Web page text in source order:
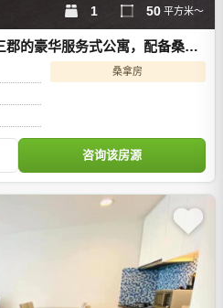
的豪华服务式公寓，配备桑拿
桑拿房
1 50 平方米～
咨询该房源